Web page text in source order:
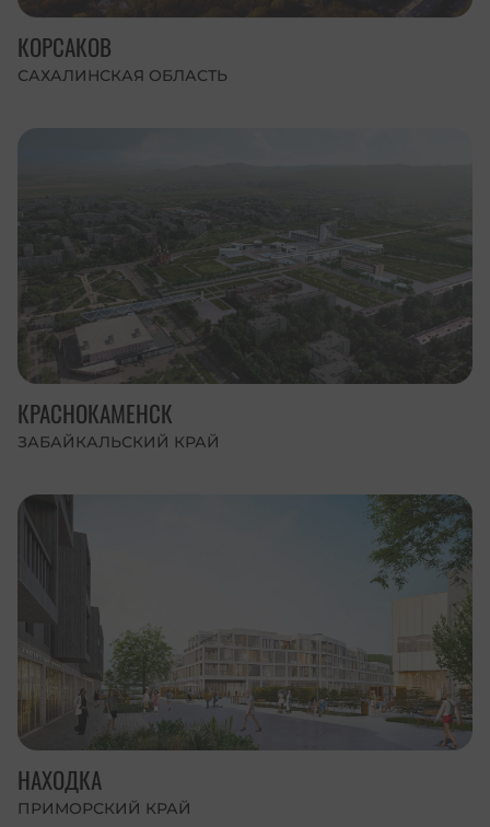
КОРСАКОВ
САХАЛИНСКАЯ ОБЛАСТЬ
КРАСНОКАМЕНСК
ЗАБАЙКАЛЬСКИЙ КРАЙ
НАХОДКА
ПРИМОРСКИЙ КРАЙ